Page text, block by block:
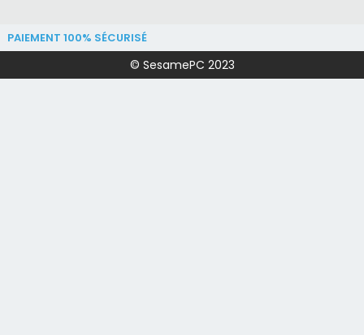
PAIEMENT 100% SÉCURISÉ
© SesamePC 2023